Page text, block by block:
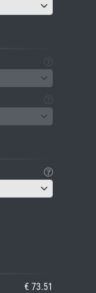
€ 73.51